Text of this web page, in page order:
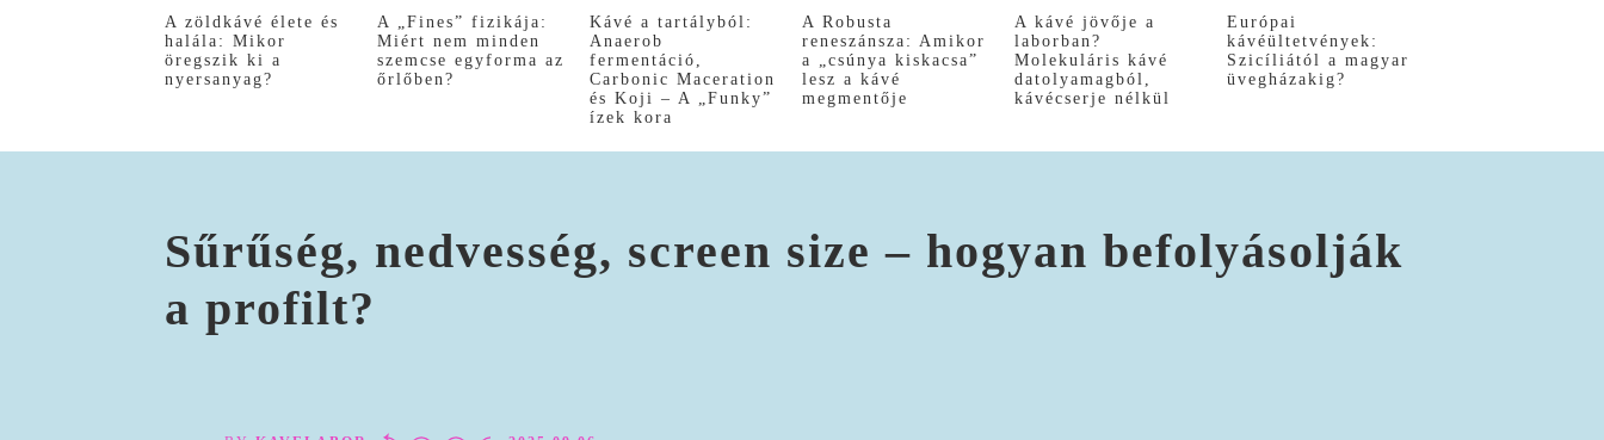
A zöldkávé élete és
halála: Mikor
öregszik ki a
nyersanyag?
A „Fines” fizikája:
Miért nem minden
szemcse egyforma az
őrlőben?
Kávé a tartályból:
Anaerob
fermentáció,
Carbonic Maceration
és Koji – A „Funky”
ízek kora
A Robusta
reneszánsza: Amikor
a „csúnya kiskacsa”
lesz a kávé
megmentője
A kávé jövője a
laborban?
Molekuláris kávé
datolyamagból,
kávécserje nélkül
Európai
kávéültetvények:
Szicíliától a magyar
üvegházakig?
Sűrűség, nedvesség, screen size – hogyan befolyásolják
a profilt?